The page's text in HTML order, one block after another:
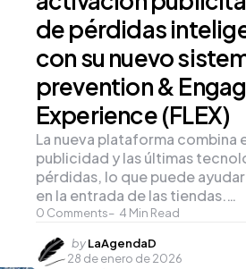
de pérdidas
con su nuevo
prevention &
Experience (FLEX)
0 Comments 4 Min Read
La nueva plataforma combina
publicidad y las últimas
pérdidas, lo que puede
en la entrada de las tiendas.…
Posted
by
by LaAgendaD
28 de enero de 2026